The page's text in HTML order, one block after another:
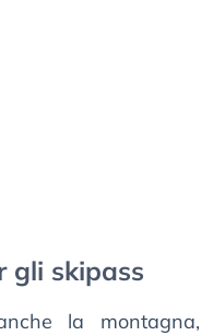
gli skipass
la montagna,